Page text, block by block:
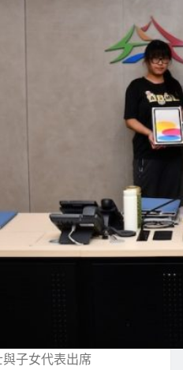
子女代表出席